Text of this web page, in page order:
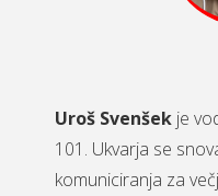
Uroš Svenšek je
101. Ukvarja se
komuniciranja za